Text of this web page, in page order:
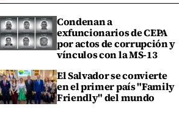
Condenan a
exfuncionarios de CEPA
por actos de corrupción y
vínculos con la MS-13
El Salvador se convierte
en el primer país "Family
Friendly" del mundo